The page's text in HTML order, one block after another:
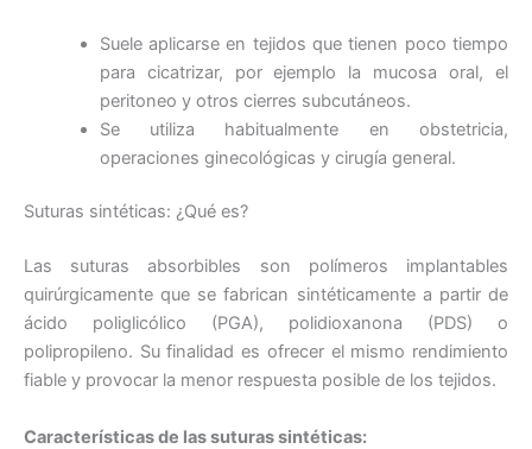
Suele aplicarse en tejidos que tienen poco tiempo
para cicatrizar, por ejemplo la mucosa oral, el
peritoneo y otros cierres subcutáneos.
Se utiliza habitualmente en obstetricia,
operaciones ginecológicas y cirugía general.
Suturas sintéticas: ¿Qué es?
Las suturas absorbibles son polímeros implantables
quirúrgicamente que se fabrican sintéticamente a partir de
ácido poliglicólico (PGA), polidioxanona (PDS) o
polipropileno. Su finalidad es ofrecer el mismo rendimiento
fiable y provocar la menor respuesta posible de los tejidos.
Características de las suturas sintéticas: